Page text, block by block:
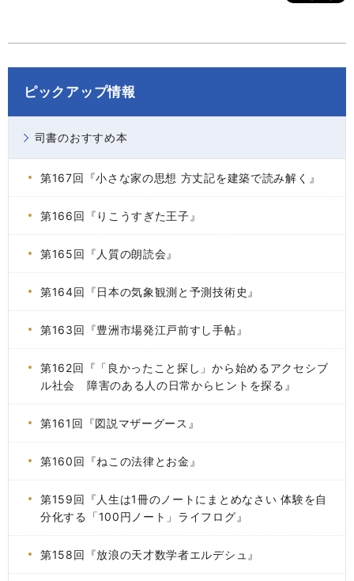
ピックアップ情報
司書のおすすめ本
第167回『小さな家の思想 方丈記を建築で読み解く』
第166回『りこうすぎた王子』
第165回『人質の朗読会』
第164回『日本の気象観測と予測技術史』
第163回『豊洲市場発江戸前すし手帖』
第162回『「良かったこと探し」から始めるアクセシブ
ル社会 障害のある人の日常からヒントを探る』
第161回『図説マザーグース』
第160回『ねこの法律とお金』
第159回『人生は1冊のノートにまとめなさい 体験を自
分化する「100円ノート」ライフログ』
第158回『放浪の天才数学者エルデシュ』